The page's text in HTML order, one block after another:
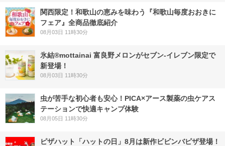
関西限定！和歌山の恵みを味わう『和歌山毎度おおきに
フェア』全商品徹底紹介
08月03日 11時30分
氷結®mottainai 富良野メロンがセブン‐イレブン限定で
新登場！
08月03日 11時30分
虫が苦手な初心者も安心！PICA×アース製薬の虫ケアス
テーションで快適キャンプ体験
08月05日 11時30分
ピザハット「ハットの日」8月は新作ビビンバピザ登場！